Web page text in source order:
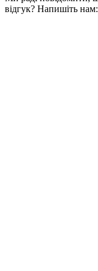
відгук? Напишіть нам: